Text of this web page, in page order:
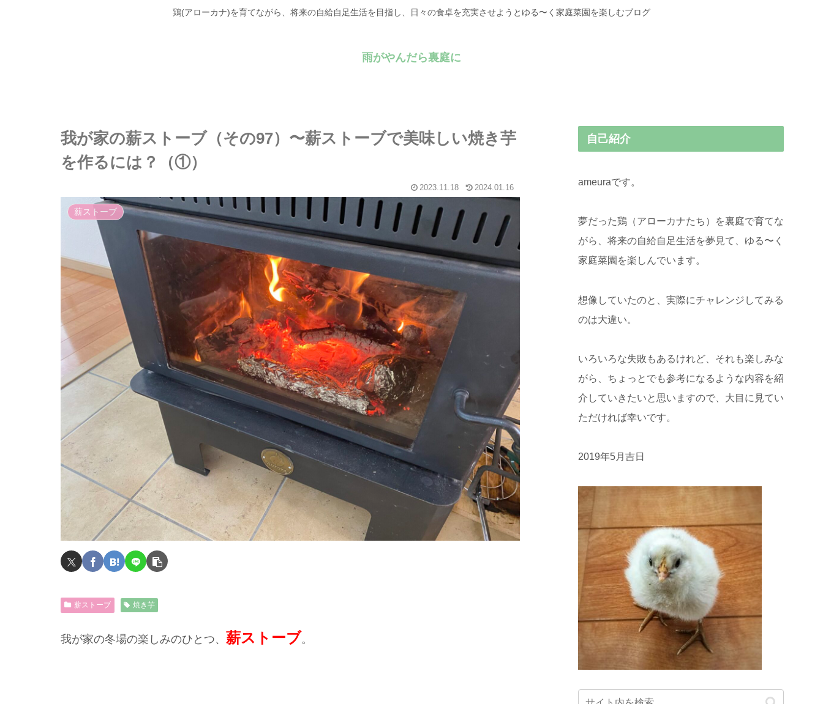
鶏(アローカナ)を育てながら、将来の自給自足生活を目指し、日々の食卓を充実させようとゆる〜く家庭菜園を楽しむブログ
雨がやんだら裏庭に
我が家の薪ストーブ（その97）〜薪ストーブで美味しい焼き芋
を作るには？（①）
2023.11.18 2024.01.16
薪ストーブ
薪ストーブ 焼き芋
我が家の冬場の楽しみのひとつ、 薪ストーブ。
自己紹介
ameuraです。
夢だった鶏（アローカナたち）を裏庭で育てな
がら、将来の自給自足生活を夢見て、ゆる〜く
家庭菜園を楽しんでいます。
想像していたのと、実際にチャレンジしてみる
のは大違い。
いろいろな失敗もあるけれど、それも楽しみな
がら、ちょっとでも参考になるような内容を紹
介していきたいと思いますので、大目に見てい
ただければ幸いです。
2019年5月吉日